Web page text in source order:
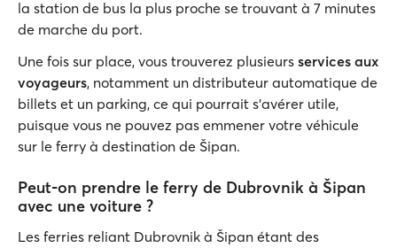
la station de bus la plus proche se trouvant à 7 minutes
de marche du port.
Une fois sur place, vous trouverez plusieurs services aux
voyageurs, notamment un distributeur automatique de
billets et un parking, ce qui pourrait s'avérer utile,
puisque vous ne pouvez pas emmener votre véhicule
sur le ferry à destination de Šipan.
Peut-on prendre le ferry de Dubrovnik à Šipan
avec une voiture ?
Les ferries reliant Dubrovnik à Šipan étant des